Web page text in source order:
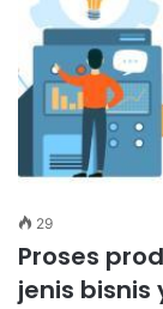
29
Proses
jenis